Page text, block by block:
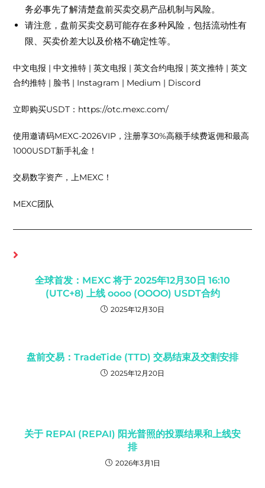
务必事先了解清楚盘前买卖交易产品机制与风险。
请注意，盘前买卖交易可能存在多种风险，包括流动性有
限、买卖价差大以及价格不确定性等。
中文电报 | 中文推特 | 英文电报 | 英文合约电报 | 英文推特 | 英文
合约推特 | 脸书 | Instagram | Medium | Discord
立即购买USDT：https://otc.mexc.com/
使用邀请码MEXC-2026VIP，注册享30%高额手续费返佣和最高
1000USDT新手礼金！
交易数字资产，上MEXC！
MEXC团队
全球首发：MEXC 将于 2025年12月30日 16:10
(UTC+8) 上线 oooo (OOOO) USDT合约
2025年12月30日
盘前交易：TradeTide (TTD) 交易结束及交割安排
2025年12月20日
关于 REPAI (REPAI) 阳光普照的投票结果和上线安
排
2026年3月1日